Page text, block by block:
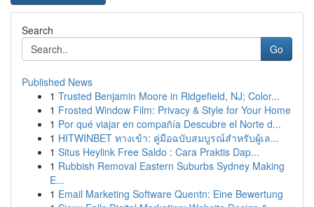
Search
Go
Published News
1 Trusted Benjamin Moore in Ridgefield, NJ; Color...
1 Frosted Window Film: Privacy & Style for Your Home
1 Por qué viajar en compañía Descubre el Norte d...
1 HITWINBET ทางเข้า: คู่มือฉบับสมบูรณ์สำหรับผู้เล...
1 Situs Heylink Free Saldo : Cara Praktis Dap...
1 Rubbish Removal Eastern Suburbs Sydney Making
E...
1 Email Marketing Software Quentn: Eine Bewertung